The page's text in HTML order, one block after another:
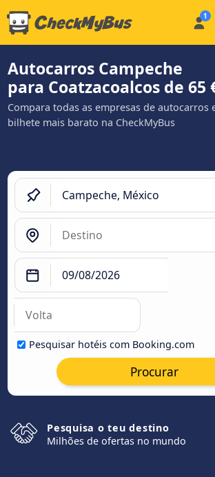
Autocarros Campeche
para Coatzacoalcos de 65
Compara todas as empresas de autocarros
bilhete mais barato na CheckMyBus
Pesquisar hotéis com Booking.com
Procurar
Pesquisa o teu destino
Milhões de ofertas no mundo